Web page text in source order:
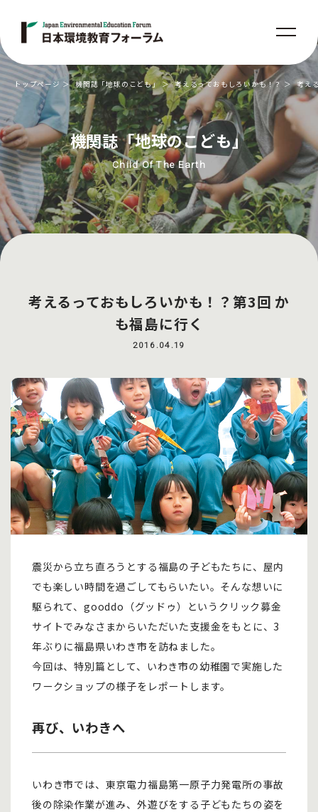
機関誌「地球のこども」
Child Of The Earth
トップページ 機関誌「地球のこども」 考えるっておもしろいかも！？ 考え
考えるっておもしろいかも！？第3回 か
も福島に行く
2016.04.19
震災から立ち直ろうとする福島の子どもたちに、屋内
でも楽しい時間を過ごしてもらいたい。そんな想いに
駆られて、gooddo（グッドゥ）というクリック募金
サイトでみなさまからいただいた支援金をもとに、3
年ぶりに福島県いわき市を訪ねました。
今回は、特別篇として、いわき市の幼稚園で実施した
ワークショップの様子をレポートします。
再び、いわきへ
いわき市では、東京電力福島第一原子力発電所の事故
後の除染作業が進み、外遊びをする子どもたちの姿を